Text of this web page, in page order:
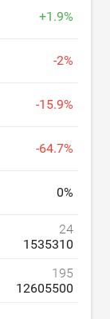
+1.9%
-2%
-15.9%
-64.7%
0%
24
1535310
195
12605500